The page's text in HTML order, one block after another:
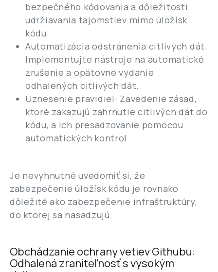
bezpečného kódovania a dôležitosti
udržiavania tajomstiev mimo úložísk
kódu.
Automatizácia odstránenia citlivých dát:
Implementujte nástroje na automatické
zrušenie a opätovné vydanie
odhalených citlivých dát.
Uznesenie pravidiel: Zavedenie zásad,
ktoré zakazujú zahrnutie citlivých dát do
kódu, a ich presadzovanie pomocou
automatických kontrol.
Je nevyhnutné uvedomiť si, že
zabezpečenie úložísk kódu je rovnako
dôležité ako zabezpečenie infraštruktúry,
do ktorej sa nasadzujú.
Obchádzanie ochrany vetiev Githubu:
Odhalená zraniteľnosť s vysokým